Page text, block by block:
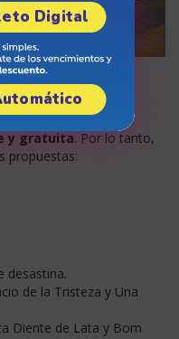
gratuitas
recorrerá distintos
y gratuita. Por lo tanto,
propuestas:
desastina.
de la Tristeza y Una
Diente de Lata y Bom
Digital